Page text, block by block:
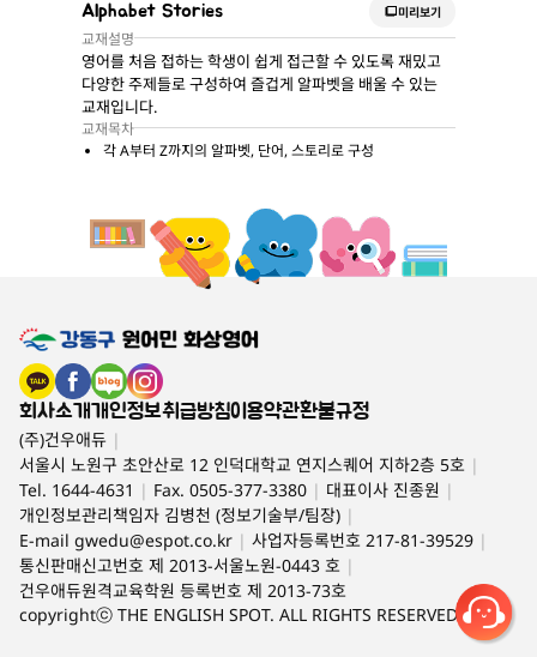
Alphabet Stories 미리보기
교재설명
영어를 처음 접하는 학생이 쉽게 접근할 수 있도록 재밌고
다양한 주제들로 구성하여 즐겁게 알파벳을 배울 수 있는
교재입니다.
교재목차
각 A부터 Z까지의 알파벳, 단어, 스토리로 구성
회사소개개인정보취급방침이용약관환불규정
(주)건우애듀 |
서울시 노원구 초안산로 12 인덕대학교 연지스퀘어 지하2층 5호 |
Tel. 1644-4631 | Fax. 0505-377-3380 | 대표이사 진종원 |
개인정보관리책임자 김병천 (정보기술부/팀장) |
E-mail gwedu@espot.co.kr | 사업자등록번호 217-81-39529 |
통신판매신고번호 제 2013-서울노원-0443 호 |
건우애듀원격교육학원 등록번호 제 2013-73호
copyrightⓒ THE ENGLISH SPOT. ALL RIGHTS RESERVED